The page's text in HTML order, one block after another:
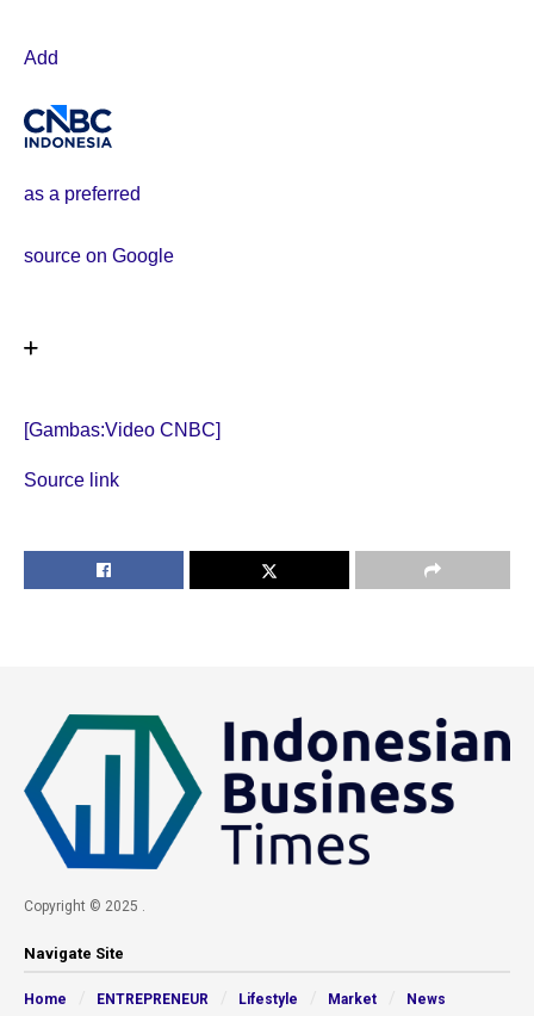
Add
as a preferred
source on Google
[Gambas:Video CNBC]
Source link
Copyright © 2025 .
Navigate Site
Home ENTREPRENEUR Lifestyle Market News